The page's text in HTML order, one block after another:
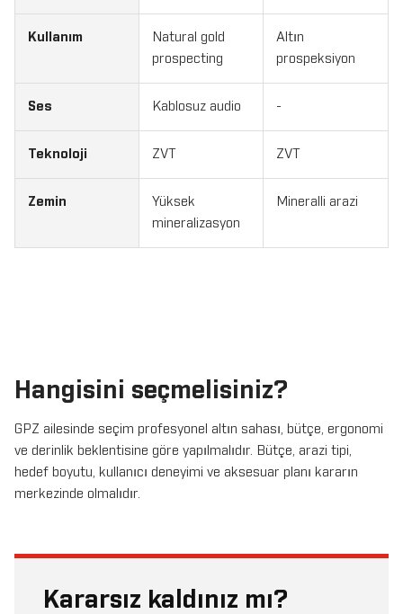
Kullanım
Natural gold
prospecting
Altın
prospeksiyon
Ses Kablosuz audio -
Teknoloji ZVT ZVT
Zemin
Yüksek
mineralizasyon
Mineralli arazi
Hangisini seçmelisiniz?
GPZ ailesinde seçim profesyonel altın sahası, bütçe, ergonomi
ve derinlik beklentisine göre yapılmalıdır. Bütçe, arazi tipi,
hedef boyutu, kullanıcı deneyimi ve aksesuar planı kararın
merkezinde olmalıdır.
Kararsız kaldınız mı?